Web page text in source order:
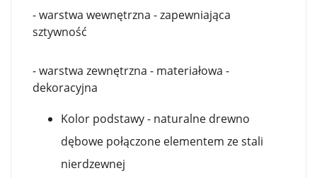
- warstwa wewnętrzna - zapewniająca
sztywność
- warstwa zewnętrzna - materiałowa -
dekoracyjna
Kolor podstawy - naturalne drewno
dębowe połączone elementem ze stali
nierdzewnej